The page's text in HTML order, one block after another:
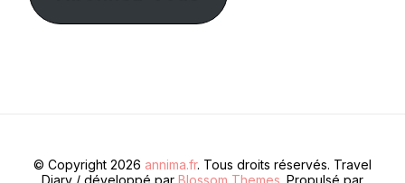
© Copyright 2026 annima.fr. Tous droits réservés. Travel